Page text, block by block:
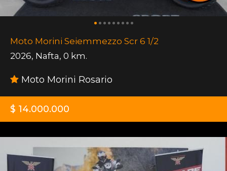
Moto Morini Seiemmezzo Scr 6 1/2
2026, Nafta, 0 km.
Moto Morini Rosario
$ 14.000.000